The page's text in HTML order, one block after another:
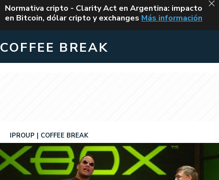
ALERTA
Normativa cripto - Clarity Act en Argentina: impacto
en Bitcoin, dólar cripto y exchanges CLARITY ACT EN
Más información
COFFEE BREAK
IPROUP COFFEE BREAK